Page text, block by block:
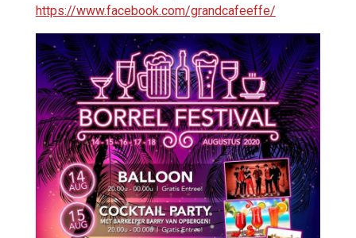
https://www.facebook.com/grandcafeeffe/